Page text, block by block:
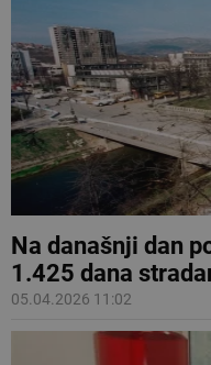
Na današnji dan
1.425 dana
05.04.2026 11:02